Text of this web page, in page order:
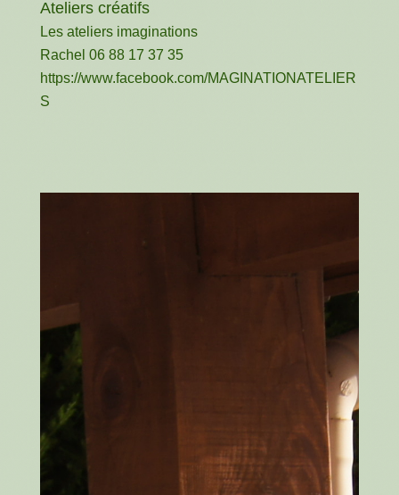
Ateliers créatifs
Les ateliers imaginations
Rachel 06 88 17 37 35
https://www.facebook.com/MAGINATIONATELIER
S